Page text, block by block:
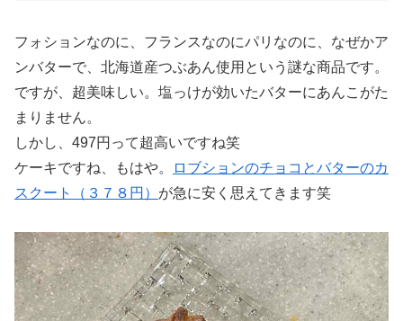
フォションなのに、フランスなのにパリなのに、なぜかア
ンバターで、北海道産つぶあん使用という謎な商品です。
ですが、超美味しい。塩っけが効いたバターにあんこがた
まりません。
しかし、497円って超高いですね笑
ケーキですね、もはや。
ロブションのチョコとバターのカ
スクート（３７８円） が急に安く思えてきます笑